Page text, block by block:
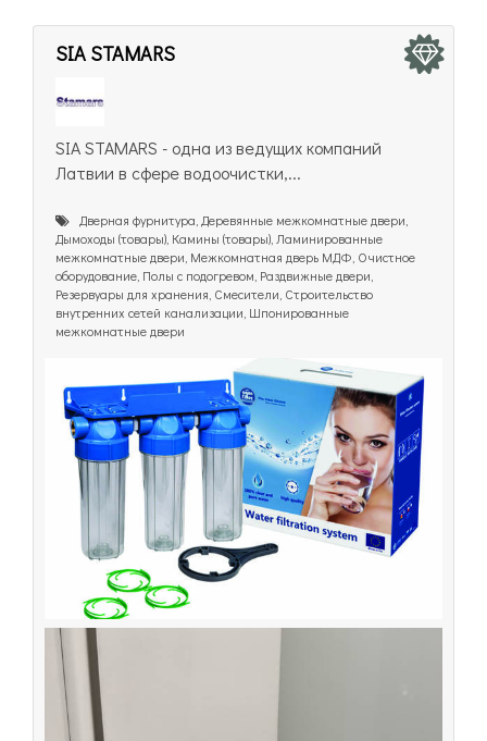
SIA STAMARS
SIA STAMARS - одна из ведущих компаний
Латвии в сфере водоочистки,...
Дверная фурнитура, Деревянные межкомнатные двери,
Дымоходы (товары), Камины (товары), Ламинированные
межкомнатные двери, Межкомнатная дверь МДФ, Очистное
оборудование, Полы с подогревом, Раздвижные двери,
Резервуары для хранения, Смесители, Строительство
внутренних сетей канализации, Шпонированные
межкомнатные двери